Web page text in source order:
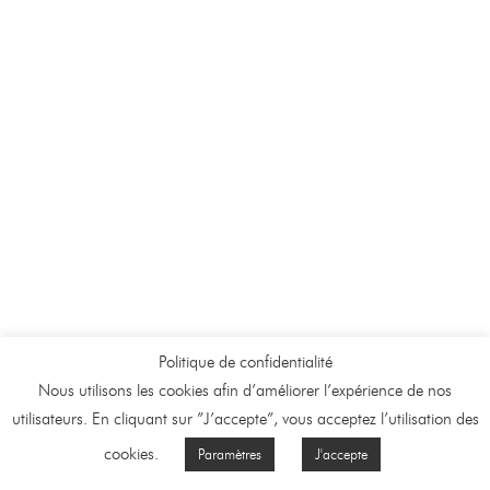
Politique de confidentialité
Nous utilisons les cookies afin d’améliorer l’expérience de nos
utilisateurs. En cliquant sur ”J’accepte”, vous acceptez l’utilisation des
cookies.
Paramètres J'accepte